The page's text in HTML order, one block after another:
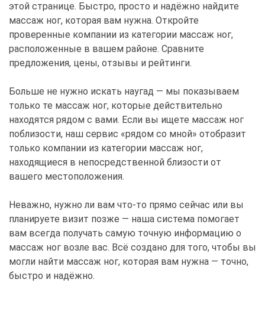
этой странице. Быстро, просто и надёжно найдите
массаж ног, которая вам нужна. Откройте
проверенные компании из категории массаж ног,
расположенные в вашем районе. Сравните
предложения, цены, отзывы и рейтинги.
Больше не нужно искать наугад — мы показываем
только те массаж ног, которые действительно
находятся рядом с вами. Если вы ищете массаж ног
поблизости, наш сервис «рядом со мной» отобразит
только компании из категории массаж ног,
находящиеся в непосредственной близости от
вашего местоположения.
Неважно, нужно ли вам что-то прямо сейчас или вы
планируете визит позже — наша система помогает
вам всегда получать самую точную информацию о
массаж ног возле вас. Всё создано для того, чтобы вы
могли найти массаж ног, которая вам нужна — точно,
быстро и надёжно.